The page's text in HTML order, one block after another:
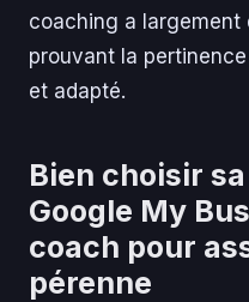
coaching a largement
prouvant la
et adapté.
Bien choisir
Google My
coach pour
pérenne